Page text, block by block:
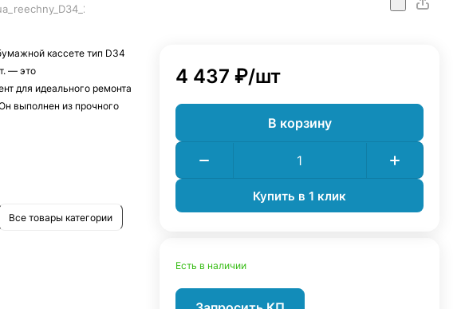
кассете тип D34
— это
для идеального ремонта
выполнен из прочного
и
подходит для
в строительных,
где требуется
Все товары категории
4 437 ₽/шт
В корзину
Купить в 1 клик
Есть в наличии